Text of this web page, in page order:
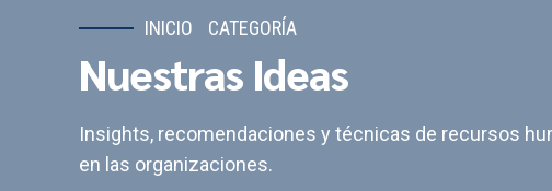
INICIO CATEGORÍA
Nuestras Ideas
Insights, recomendaciones y técnicas de recursos
en las organizaciones.